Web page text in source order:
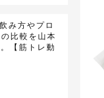
み方やプロ
比較を山本
【筋トレ動